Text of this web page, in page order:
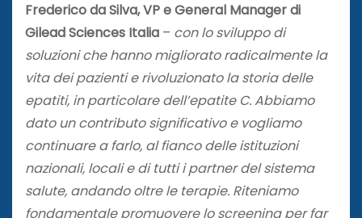
Frederico da Silva, VP e General Manager di
Gilead Sciences Italia – con lo sviluppo di
soluzioni che hanno migliorato radicalmente la
vita dei pazienti e rivoluzionato la storia delle
epatiti, in particolare dell’epatite C. Abbiamo
dato un contributo significativo e vogliamo
continuare a farlo, al fianco delle istituzioni
nazionali, locali e di tutti i partner del sistema
salute, andando oltre le terapie. Riteniamo
fondamentale promuovere lo screening per far